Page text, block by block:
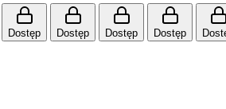
Dostęp Dostęp Dostęp Dostęp